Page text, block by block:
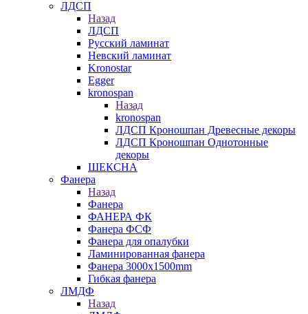
ЛДСП
Назад
ЛДСП
Русский ламинат
Невский ламинат
Kronostar
Egger
kronospan
Назад
kronospan
ЛДСП Кроношпан Древесные декоры
ЛДСП Кроношпан Однотонные
декоры
ШЕКСНА
Фанера
Назад
Фанера
ФАНЕРА ФК
Фанера ФСФ
Фанера для опалубки
Ламинированная фанера
Фанера 3000х1500mm
Гибкая фанера
ЛМДФ
Назад